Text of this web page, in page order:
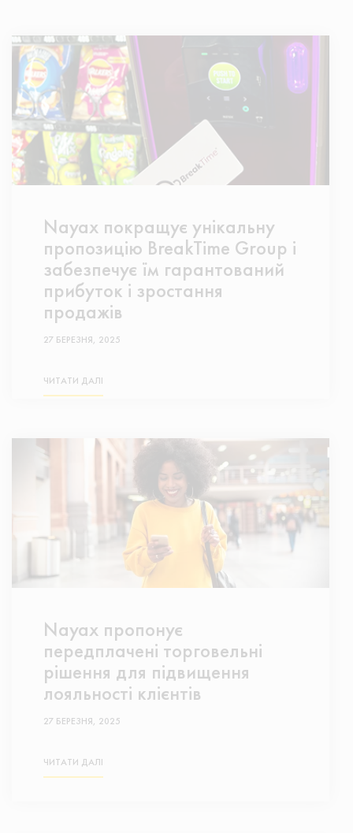
Nayax покращує унікальну
пропозицію BreakTime Group і
забезпечує їм гарантований
прибуток і зростання
продажів
27 БЕРЕЗНЯ, 2025
ЧИТАТИ ДАЛІ
Nayax пропонує
передплачені торговельні
рішення для підвищення
лояльності клієнтів
27 БЕРЕЗНЯ, 2025
ЧИТАТИ ДАЛІ